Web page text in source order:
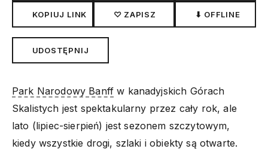
KOPIUJ LINK ♡ ZAPISZ ⬇ OFFLINE
UDOSTĘPNIJ
Park Narodowy Banff w kanadyjskich Górach
Skalistych jest spektakularny przez cały rok, ale
lato (lipiec-sierpień) jest sezonem szczytowym,
kiedy wszystkie drogi, szlaki i obiekty są otwarte.